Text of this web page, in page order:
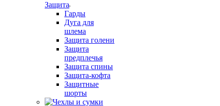
Защита
Гарды
Дуга для
шлема
Защита голени
Защита
предплечья
Защита спины
Защита-кофта
Защитные
шорты